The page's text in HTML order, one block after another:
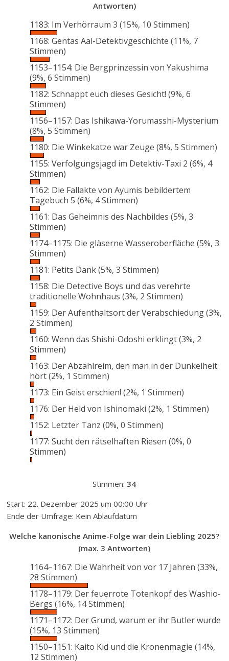
Antworten)
1183: Im Verhörraum 3(15%, 10 Stimmen)
1168: Gentas Aal-Detektivgeschichte(11%, 7
Stimmen)
1153–1154: Die Bergprinzessin von Yakushima
(9%, 6 Stimmen)
1182: Schnappt euch dieses Gesicht!(9%, 6
Stimmen)
1156–1157: Das Ishikawa-Yorumasshi-Mysterium
(8%, 5 Stimmen)
1180: Die Winkekatze war Zeuge(8%, 5 Stimmen)
1155: Verfolgungsjagd im Detektiv-Taxi 2(6%, 4
Stimmen)
1162: Die Fallakte von Ayumis bebildertem
Tagebuch 5(6%, 4 Stimmen)
1161: Das Geheimnis des Nachbildes(5%, 3
Stimmen)
1174–1175: Die gläserne Wasseroberfläche(5%, 3
Stimmen)
1181: Petits Dank(5%, 3 Stimmen)
1158: Die Detective Boys und das verehrte
traditionelle Wohnhaus(3%, 2 Stimmen)
1159: Der Aufenthaltsort der Verabschiedung(3%,
2 Stimmen)
1160: Wenn das Shishi-Odoshi erklingt(3%, 2
Stimmen)
1163: Der Abzählreim, den man in der Dunkelheit
hört(2%, 1 Stimmen)
1173: Ein Geist erschien!(2%, 1 Stimmen)
1176: Der Held von Ishinomaki(2%, 1 Stimmen)
1152: Letzter Tanz(0%, 0 Stimmen)
1177: Sucht den rätselhaften Riesen(0%, 0
Stimmen)
Stimmen:34
Start: 22. Dezember 2025 um 00:00 Uhr
Ende der Umfrage: Kein Ablaufdatum
Welche kanonische Anime-Folge war dein Liebling 2025?
(max. 3 Antworten)
1164–1167: Die Wahrheit von vor 17 Jahren(33%,
28 Stimmen)
1178–1179: Der feuerrote Totenkopf des Washio-
Bergs(16%, 14 Stimmen)
1171–1172: Der Grund, warum er ihr Butler wurde
(15%, 13 Stimmen)
1150–1151: Kaito Kid und die Kronenmagie(14%,
12 Stimmen)